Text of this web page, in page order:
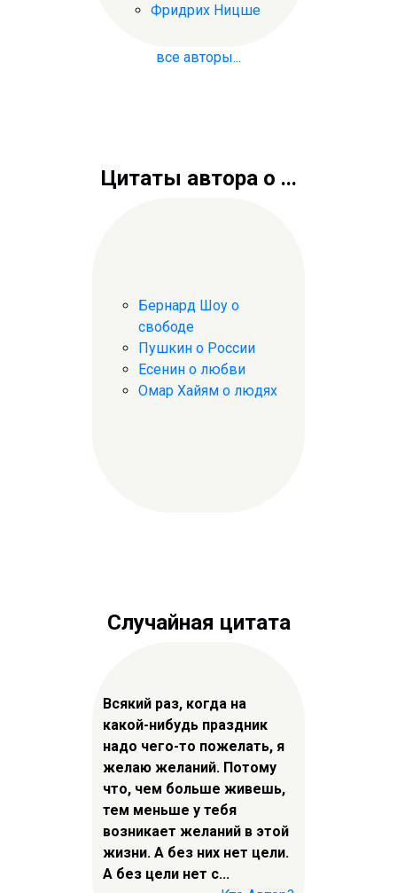
Фридрих Ницше
все авторы...
Цитаты автора о ...
Бернард Шоу о
свободе
Пушкин о России
Есенин о любви
Омар Хайям о людях
Случайная цитата
Всякий раз, когда на
какой-нибудь праздник
надо чего-то пожелать, я
желаю желаний. Потому
что, чем больше живешь,
тем меньше у тебя
возникает желаний в этой
жизни. А без них нет цели.
А без цели нет с...